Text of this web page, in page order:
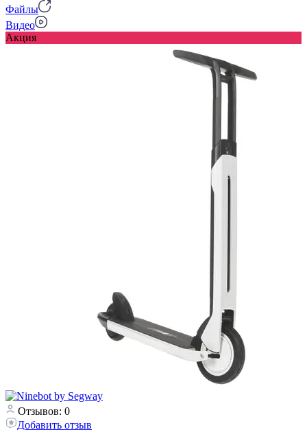
Файлы
Видео
Акция
Отзывов: 0
Добавить отзыв